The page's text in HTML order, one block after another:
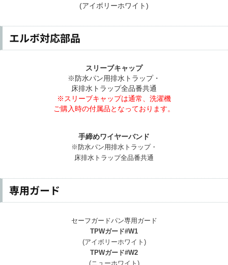
(アイボリーホワイト)
エルボ対応部品
スリーブキャップ
※防水パン用排水トラップ・
床排水トラップ全品番共通
※スリーブキャップは通常、洗濯機
ご購入時の付属品となっております。
手締めワイヤーバンド
※防水パン用排水トラップ・
床排水トラップ全品番共通
専用ガード
セーフガードパン専用ガード
TPWガード#W1
(アイボリーホワイト)
TPWガード#W2
(ニューホワイト)